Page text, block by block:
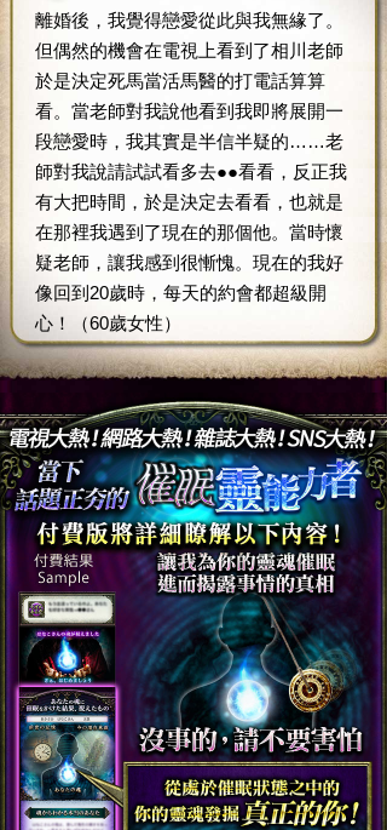
離婚後，我覺得戀愛從此與我無緣了。
但偶然的機會在電視上看到了相川老師
於是決定死馬當活馬醫的打電話算算
看。當老師對我說他看到我即將展開一
段戀愛時，我其實是半信半疑的……老
師對我說請試試看多去●●看看，反正我
有大把時間，於是決定去看看，也就是
在那裡我遇到了現在的那個他。當時懷
疑老師，讓我感到很慚愧。現在的我好
像回到20歲時，每天的約會都超級開
心！（60歲女性）